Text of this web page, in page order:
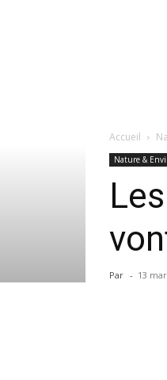
Accueil
Nature &
Par - 13